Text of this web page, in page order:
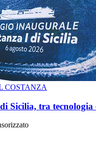
COSTANZA
Sicilia, tra